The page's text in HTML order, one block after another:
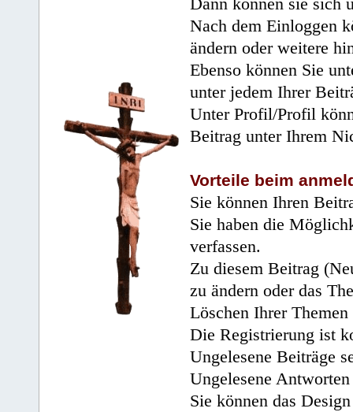
Dann können sie sich
Nach dem Einloggen
ändern oder weitere
Ebenso können Sie
unter jedem Ihrer
Unter Profil/Profil
Beitrag unter Ihrem
Vorteile beim
Sie können Ihren
Sie haben die
verfassen.
Zu diesem Beitrag
zu ändern oder das
Löschen Ihrer
Die Registrierung ist
Ungelesene Beiträge
Ungelesene
Sie können das